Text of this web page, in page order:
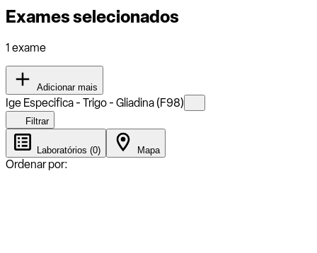
Exames selecionados
1 exame
Adicionar mais
Ige Especifica - Trigo - Gliadina (F98)
Filtrar
Laboratórios (0) Mapa
Ordenar por: